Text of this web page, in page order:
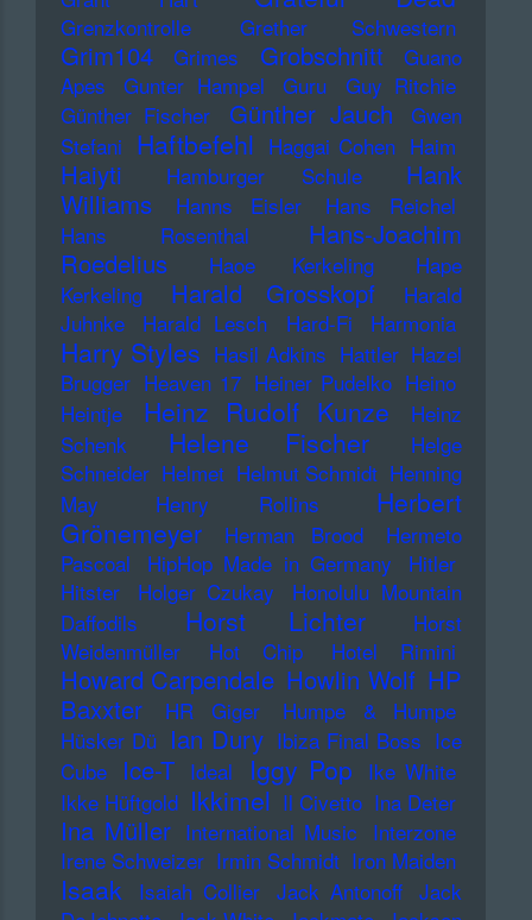
Grenzkontrolle Grether Schwestern
Grim104 Grimes Grobschnitt
Guano
Apes
Gunter Hampel Guru
Guy Ritchie
Günther Fischer
Günther Jauch
Gwen
Stefani Haftbefehl Haggai Cohen Haim
Haiyti Hamburger Schule
Hank
Williams
Hanns Eisler
Hans Reichel
Hans Rosenthal
Hans-Joachim
Roedelius
Haoe Kerkeling
Hape
Kerkeling
Harald Grosskopf
Harald
Juhnke
Harald Lesch Hard-Fi Harmonia
Harry Styles Hasil Adkins Hattler Hazel
Brugger Heaven 17 Heiner Pudelko Heino
Heintje
Heinz Rudolf Kunze
Heinz
Schenk
Helene Fischer
Helge
Schneider Helmet Helmut Schmidt Henning
May
Henry Rollins
Herbert
Grönemeyer
Herman Brood
Hermeto
Pascoal
HipHop Made in Germany
Hitler
Hitster
Holger Czukay
Honolulu Mountain
Daffodils
Horst Lichter
Horst
Weidenmüller
Hot Chip Hotel Rimini
Howard Carpendale Howlin Wolf HP
Baxxter
HR Giger
Humpe & Humpe
Hüsker Dü Ian Dury Ibiza Final Boss Ice
Cube
Ice-T Ideal Iggy Pop Ike White
Ikke Hüftgold Ikkimel Il Civetto Ina Deter
Ina Müller International Music Interzone
Irene Schweizer Irmin Schmidt Iron Maiden
Isaak Isaiah Collier Jack Antonoff Jack